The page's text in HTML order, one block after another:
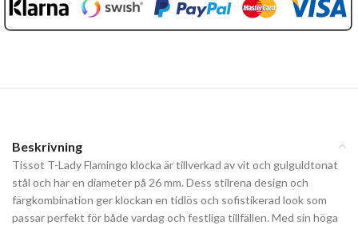
Beskrivning
Tissot T-Lady Flamingo klocka är tillverkad av vit och gulguldtonat
stål och har en diameter på 26 mm. Dess stilrena design och
färgkombination ger klockan en tidlös och sofistikerad look som
passar perfekt för både vardag och festliga tillfällen. Med sin höga